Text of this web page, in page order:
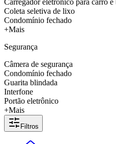
Carregador eletrônico para carro e
Coleta seletiva de lixo
Condomínio fechado
+Mais
Segurança
Câmera de segurança
Condomínio fechado
Guarita blindada
Interfone
Portão eletrônico
+Mais
Filtros